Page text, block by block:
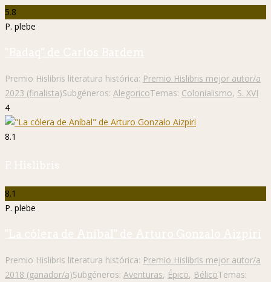
5.8
P. plebe
"Badaq" de Carlos Bardem
Premio Hislibris literatura histórica: Premio Hislibris mejor autor/a
2023 (finalista)Subgéneros: AlegoricoTemas: Colonialismo, S. XVI
4
8.1
P. Hislibris
8.1
P. plebe
"La cólera de Aníbal" de Arturo Gonzalo Aizpiri
Premio Hislibris literatura histórica: Premio Hislibris mejor autor/a
2018 (ganador/a)Subgéneros: Aventuras, Épico, BélicoTemas: